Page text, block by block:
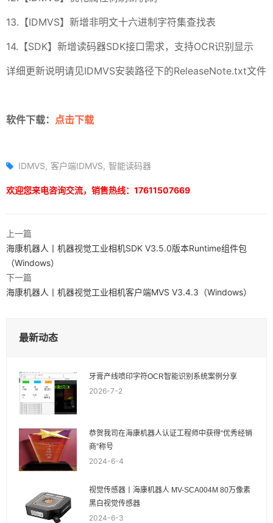
13.【IDMVS】新增非明文十六进制字符集查找表
14.【SDK】新增读码器SDK接口需求，支持OCR识别显示
详细更新说明请见IDMVS安装路径下的ReleaseNote.txt文件
软件下载： 点击下载
IDMVS 客户端IDMVS 智能读码器
欢迎您来电咨询交流，销售热线：17611507669
上一篇
海康机器人丨机器视觉工业相机SDK V3.5.0版本Runtime组件包
（Windows）
下一篇
海康机器人丨机器视觉工业相机客户端MVS V3.4.3（Windows）
最新动态
牙膏产线喷印字符OCR智能识别系统案例分享
2026-7-2
恭贺我司在海康机器人认证工程师中获得“优秀经销
商”称号
2024-6-4
视觉传感器丨海康机器人 MV-SCA004M 80万像素
黑白视觉传感器
2024-6-3